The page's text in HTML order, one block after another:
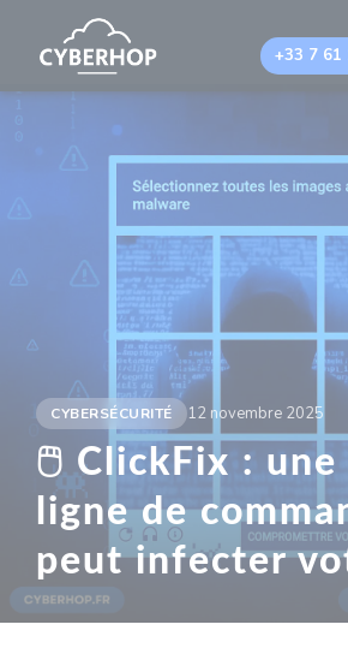
Panneau de gestion des cookies
+33 7 61
CYBERSÉCURITÉ 12 novembre 2025
🖱️ ClickFix : une
ligne de
peut infecter